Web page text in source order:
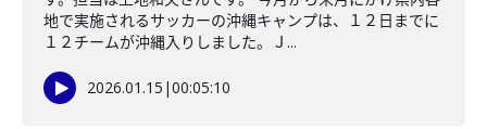
地で実施されるサッカーの沖縄キャンプは、１２日までに
１２チームが沖縄入りしました。Ｊ...
2026.01.15 |00:05:10